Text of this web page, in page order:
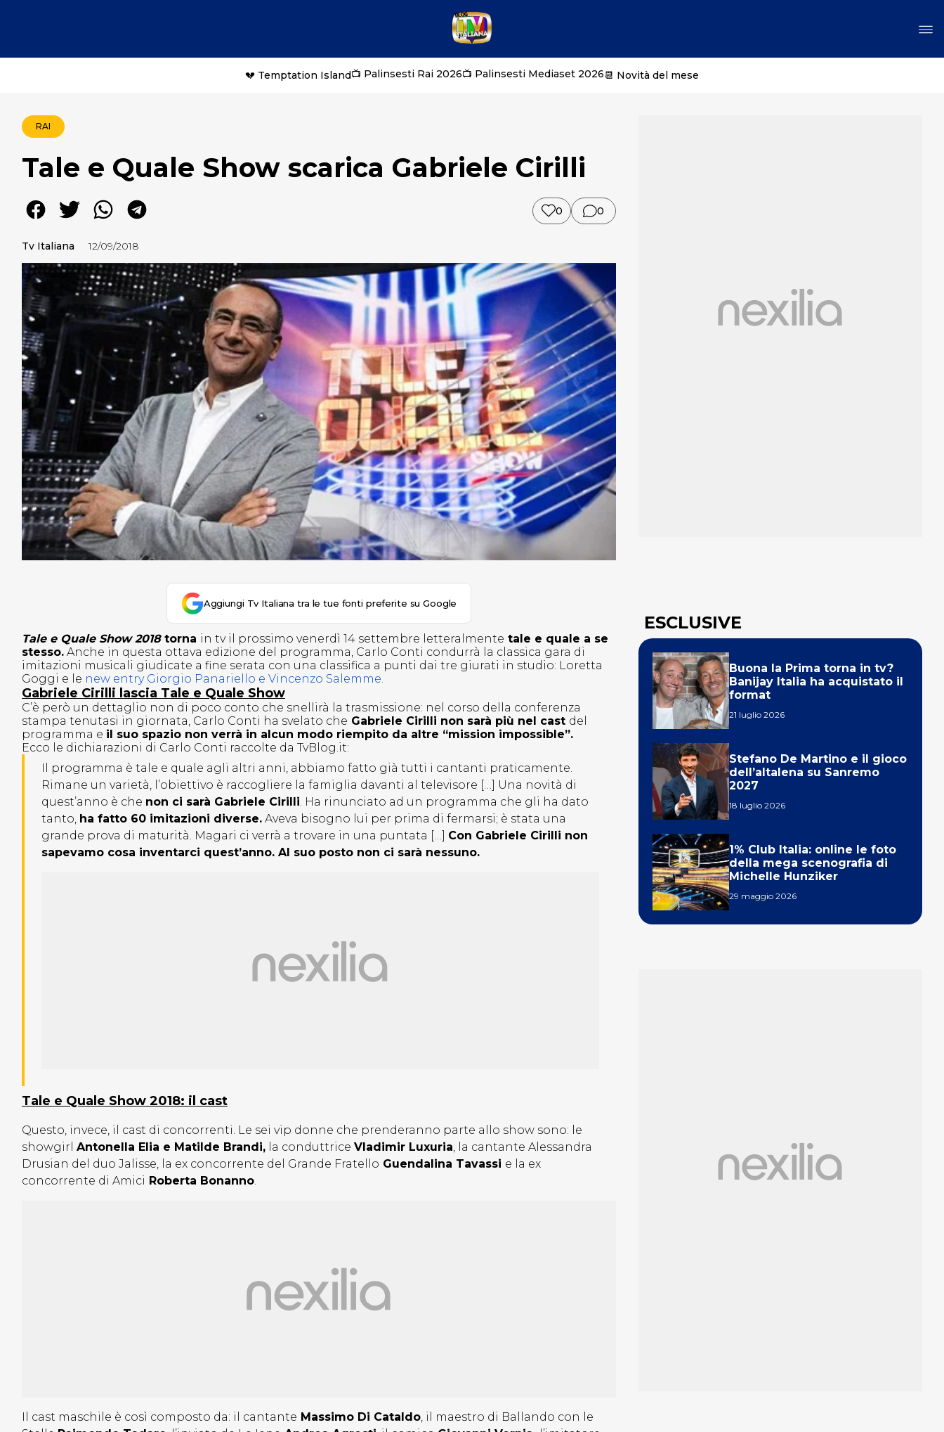
💔 Temptation Island📺 Palinsesti Rai 2026📺 Palinsesti Mediaset 2026📆 Novità del mese
RAI
Tale e Quale Show scarica Gabriele Cirilli
0 0
Tv Italiana 12/09/2018
Aggiungi Tv Italiana tra le tue fonti preferite su Google
Tale e Quale Show 2018torna in tv il prossimo venerdì 14 settembre letteralmente tale e quale a se
stesso. Anche in questa ottava edizione del programma, Carlo Conti condurrà la classica gara di
imitazioni musicali giudicate a fine serata con una classifica a punti dai tre giurati in studio: Loretta
Goggi e le new entry Giorgio Panariello e Vincenzo Salemme.
Gabriele Cirilli lascia Tale e Quale Show
C’è però un dettaglio non di poco conto che snellirà la trasmissione: nel corso della conferenza
stampa tenutasi in giornata, Carlo Conti ha svelato che Gabriele Cirilli non sarà più nel cast del
programma e il suo spazio non verrà in alcun modo riempito da altre “mission impossible”.
Ecco le dichiarazioni di Carlo Conti raccolte da TvBlog.it:
Il programma è tale e quale agli altri anni, abbiamo fatto già tutti i cantanti praticamente.
Rimane un varietà, l’obiettivo è raccogliere la famiglia davanti al televisore […] Una novità di
quest’anno è che non ci sarà Gabriele Cirilli. Ha rinunciato ad un programma che gli ha dato
tanto, ha fatto 60 imitazioni diverse. Aveva bisogno lui per prima di fermarsi; è stata una
grande prova di maturità. Magari ci verrà a trovare in una puntata […] Con Gabriele Cirilli non
sapevamo cosa inventarci quest’anno. Al suo posto non ci sarà nessuno.
Tale e Quale Show 2018: il cast
Questo, invece, il cast di concorrenti. Le sei vip donne che prenderanno parte allo show sono: le
showgirl Antonella Elia e Matilde Brandi, la conduttrice Vladimir Luxuria, la cantante Alessandra
Drusian del duo Jalisse, la ex concorrente del Grande Fratello Guendalina Tavassi e la ex
concorrente di Amici Roberta Bonanno.
Il cast maschile è così composto da: il cantante Massimo Di Cataldo, il maestro di Ballando con le
ESCLUSIVE
Buona la Prima torna in tv?
Banijay Italia ha acquistato il
format
21 luglio 2026
Stefano De Martino e il gioco
dell’altalena su Sanremo
2027
18 luglio 2026
1% Club Italia: online le foto
della mega scenografia di
Michelle Hunziker
29 maggio 2026